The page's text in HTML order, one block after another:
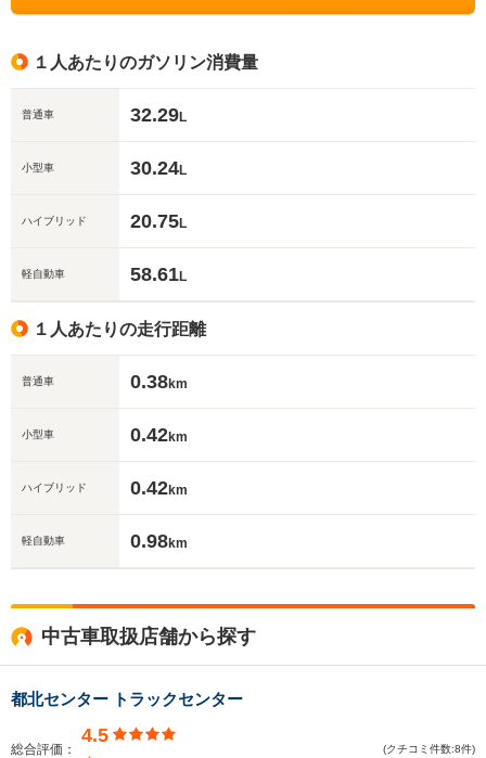
１人あたりのガソリン消費量
普通車 32.29L
小型車 30.24L
ハイブリッド 20.75L
軽自動車 58.61L
１人あたりの走行距離
普通車 0.38km
小型車 0.42km
ハイブリッド 0.42km
軽自動車 0.98km
中古車取扱店舗から探す
都北センター トラックセンター
総合評価：
4.5
(クチコミ件数:8件)